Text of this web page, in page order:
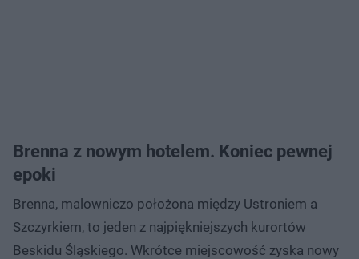
Brenna z nowym hotelem. Koniec pewnej
epoki
Brenna, malowniczo położona między Ustroniem a
Szczyrkiem, to jeden z najpiękniejszych kurortów
Beskidu Śląskiego. Wkrótce miejscowość zyska nowy